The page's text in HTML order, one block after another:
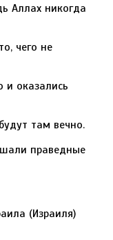
Аллах никогда
чего не
и оказались
там вечно.
праведные
(Израиля)